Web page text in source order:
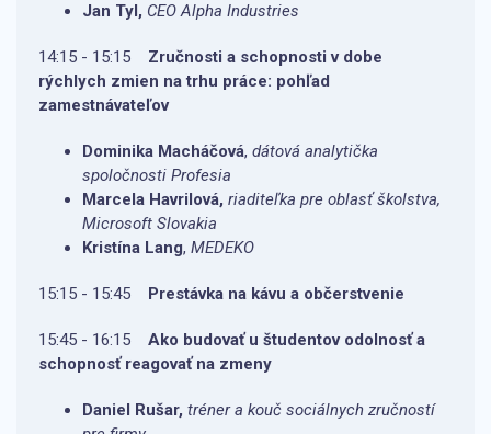
Jan Tyl, CEO Alpha Industries
14:15 - 15:15 Zručnosti a schopnosti v dobe
rýchlych zmien na trhu práce: pohľad
zamestnávateľov
Dominika Macháčová, dátová analytička
spoločnosti Profesia
Marcela Havrilová, riaditeľka pre oblasť školstva,
Microsoft Slovakia
Kristína Lang, MEDEKO
15:15 - 15:45 Prestávka na kávu a občerstvenie
15:45 - 16:15
Ako budovať u študentov odolnosť a
schopnosť reagovať na zmeny
Daniel Rušar, tréner a kouč sociálnych zručností